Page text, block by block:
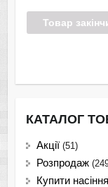
Товар
КАТАЛОГ
Акції (51)
Розпродаж
Купити насіння